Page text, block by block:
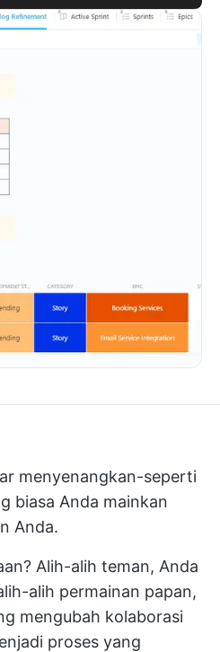
menyenangkan-seperti
biasa Anda mainkan
Anda.
Alih-alih teman, Anda
alih permainan papan,
mengubah kolaborasi
proses yang